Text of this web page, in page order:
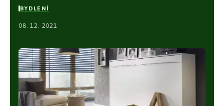
BYDLENÍ
08. 12. 2021